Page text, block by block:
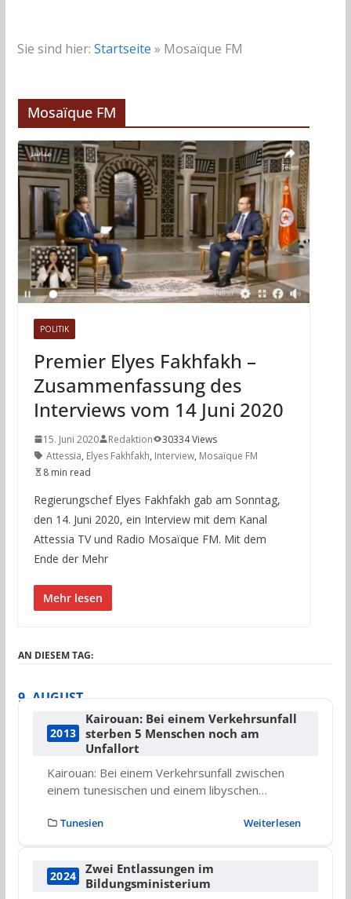
Sie sind hier: Startseite » Mosaïque FM
Mosaïque FM
POLITIK
Premier Elyes Fakhfakh –
Zusammenfassung des
Interviews vom 14 Juni 2020
15. Juni 2020 Redaktion
30334 Views
Attessia, Elyes Fakhfakh, Interview, Mosaïque FM
8 min read
Regierungschef Elyes Fakhfakh gab am Sonntag,
den 14. Juni 2020, ein Interview mit dem Kanal
Attessia TV und Radio Mosaïque FM. Mit dem
Ende der Mehr
Mehr lesen
AN DIESEM TAG:
9. AUGUST
2013
Kairouan: Bei einem Verkehrsunfall
sterben 5 Menschen noch am
Unfallort
Kairouan: Bei einem Verkehrsunfall zwischen
einem tunesischen und einem libyschen…
Tunesien Weiterlesen
2024
Zwei Entlassungen im
Bildungsministerium